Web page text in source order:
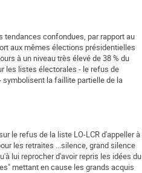
tendances confondues, par rapport au
aux mêmes élections présidentielles
à un niveau très élevé de 38 % du
les listes électorales - le refus de
symbolisent la faillite partielle de la
le refus de la liste LO-LCR d'appeller à
les retraites ...silence, grand silence
lui reprocher d'avoir repris les idées du
mettant en cause les grands acquis